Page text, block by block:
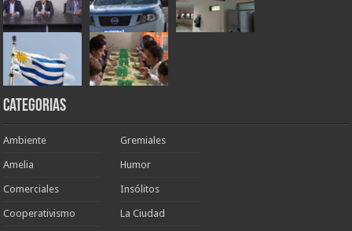
Categorias
Ambiente
Amelia
Comerciales
Cooperativismo
Gremiales
Humor
Insólitos
La Ciudad